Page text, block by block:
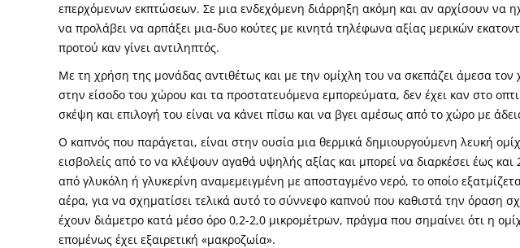
επερχόμενων εκπτώσεων. Σε μια ενδεχόμενη διάρρηξη ακόμη και αν αρχίσουν να
να προλάβει να αρπάξει μια-δυο κούτες με κινητά τηλέφωνα αξίας μερικών
προτού καν γίνει αντιληπτός.
Με τη χρήση της μονάδας αντιθέτως και με την ομίχλη του να σκεπάζει άμεσα
στην είσοδο του χώρου και τα προστατευόμενα εμπορεύματα, δεν έχει καν στο
σκέψη και επιλογή του είναι να κάνει πίσω και να βγει αμέσως από το χώρο με
Ο καπνός που παράγεται, είναι στην ουσία μια θερμικά δημιουργούμενη λευκή
εισβολείς από το να κλέψουν αγαθά υψηλής αξίας και μπορεί να διαρκέσει έως
από γλυκόλη ή γλυκερίνη αναμεμειγμένη με αποσταγμένο νερό, το οποίο
αέρα, για να σχηματίσει τελικά αυτό το σύννεφο καπνού που καθιστά την όραση
έχουν διάμετρο κατά μέσο όρο 0,2-2,0 μικρομέτρων, πράγμα που σημαίνει ότι η
επομένως έχει εξαιρετική «μακροζωία».